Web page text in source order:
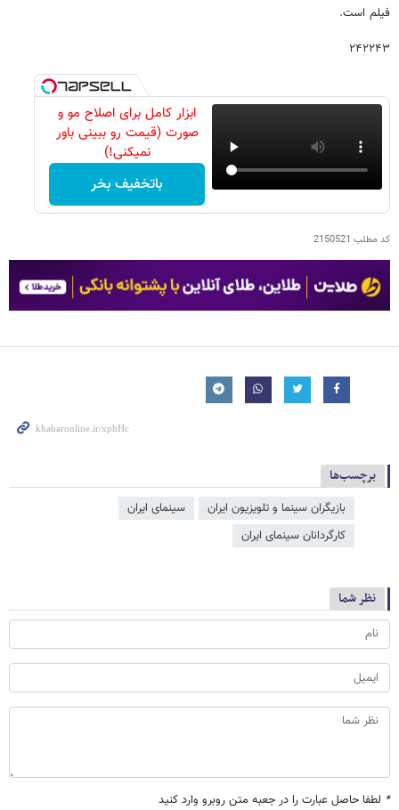
فیلم است.
۲۴۲۲۴۳
ابزار کامل برای اصلاح مو و
صورت (قیمت رو ببینی باور
نمیکنی!)
باتخفیف بخر
کد مطلب 2150521
برچسب‌ها
بازیگران سینما و تلویزیون ایران
سینمای ایران
کارگردانان سینمای ایران
نظر شما
* لطفا حاصل عبارت را در جعبه متن روبرو وارد کنید